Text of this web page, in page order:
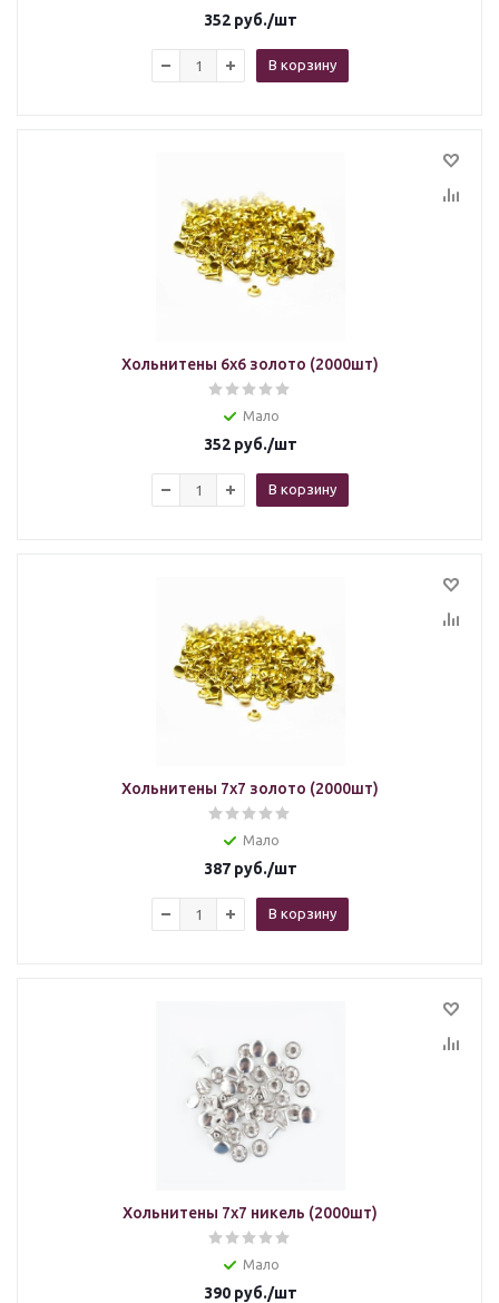
352руб./шт
В корзину
Хольнитены 6х6 золото (2000шт)
Мало
352руб./шт
В корзину
Хольнитены 7х7 золото (2000шт)
Мало
387руб./шт
В корзину
Хольнитены 7х7 никель (2000шт)
Мало
390руб./шт